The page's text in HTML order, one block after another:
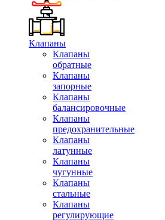
Клапаны
Клапаны
обратные
Клапаны
запорные
Клапаны
балансировочные
Клапаны
предохранительные
Клапаны
латунные
Клапаны
чугунные
Клапаны
стальные
Клапаны
регулирующие